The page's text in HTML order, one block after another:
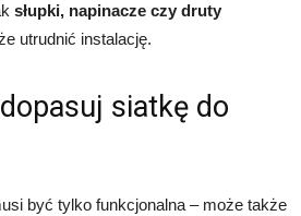
słupki, napinacze czy druty
utrudnić instalację.
siatkę do
być tylko funkcjonalna – może także